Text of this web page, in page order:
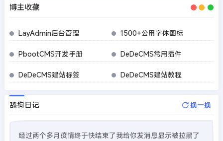
博主收藏
LayAdmin后台管理 1500+公用字体图标
PbootCMS开发手册 DeDeCMS常用插件
DeDeCMS建站标签 DeDeCMS建站教程
舔狗日记 换一换
经过两个多月疫情终于快结束了我给你发消息显示被拉黑了